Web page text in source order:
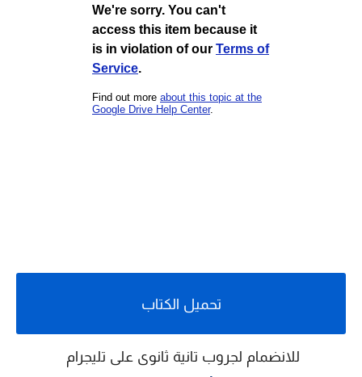
تحميل الكتاب
للانضمام لجروب تانية ثانوى على تليجرام